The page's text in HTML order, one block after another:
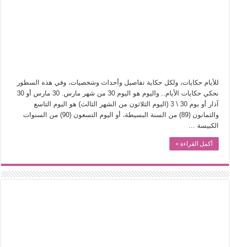
الطعام في الحضارة الإسلامية.. تاريخ يُقرأ بالنكهات
يوم شاهدت زينات صدقي على المسرح وسرحت!
من “عيش السرايا” إلى ذاكرة أم درمان.. حمور زيادة يغزل حكايات البسطاء
للأيام حكايات، ولكل حكاية تفاصيل وأحداث وشخصيات، وفي هذه السطور
نحكي حكايات الأيام.. واليوم هو اليوم 30 من شهر مارس. 30 مارس أو 30
آذار أو يوم 30 \ 3 (اليوم الثلاثون من الشهر الثالث) هو اليوم التاسع
والثمانون (89) من السنة البسيطة، أو اليوم التسعون (90) من السنوات
الكبيسة …
أكمل القراءة »